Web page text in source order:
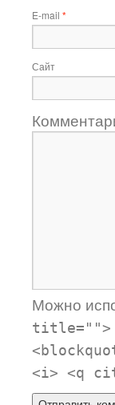
E-mail *
Сайт
Можно
title="">
<i> <q